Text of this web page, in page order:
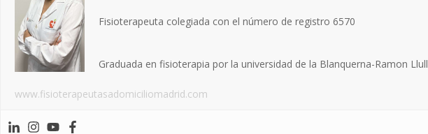
Fisioterapeuta colegiada con el número de registro 6570
Graduada en fisioterapia por la universidad de la Blanquerna-Ramon Llull
www.fisioterapeutasadomiciliomadrid.com